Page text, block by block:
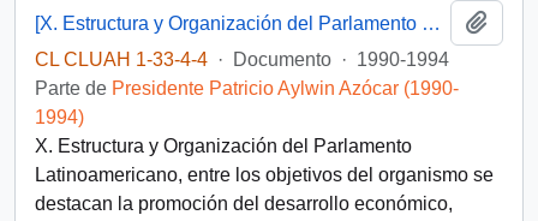
[X. Estructura y Organización del Parlamento Latinoamericano]
CL CLUAH 1-33-4-4 · Documento · 1990-1994
Parte de Presidente Patricio Aylwin Azócar (1990-
1994)
X. Estructura y Organización del Parlamento
Latinoamericano, entre los objetivos del organismo se
destacan la promoción del desarrollo económico,